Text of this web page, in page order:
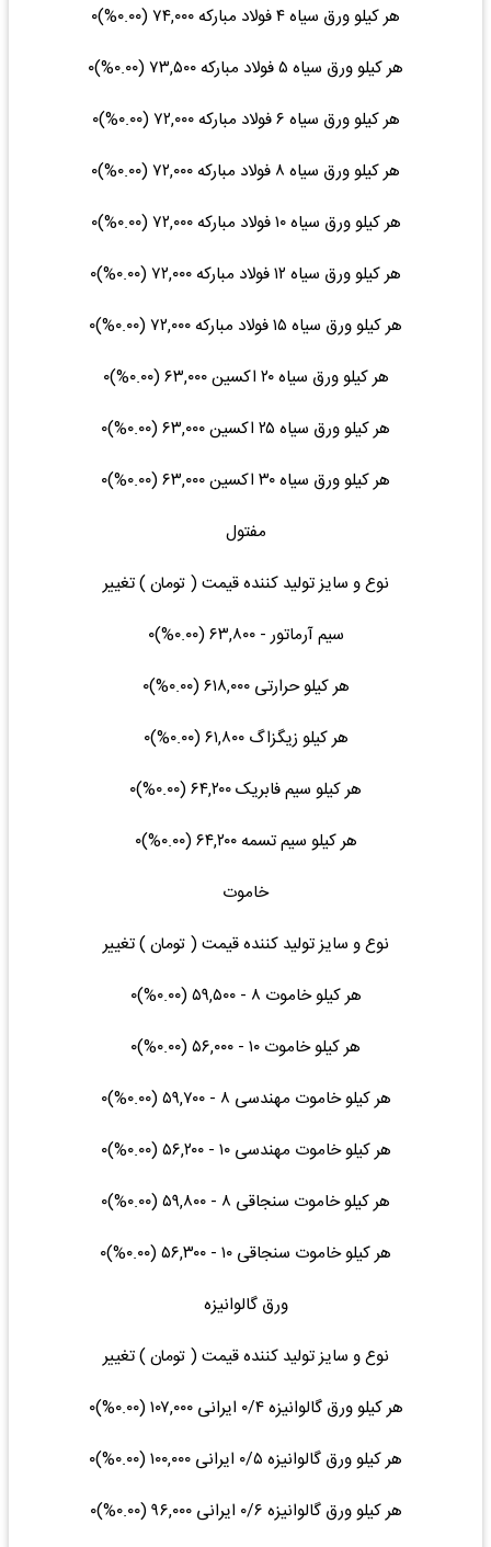
هر کیلو ورق سیاه ۴ فولاد مبارکه ۷۴,۰۰۰ (۰.۰۰%)۰
هر کیلو ورق سیاه ۵ فولاد مبارکه ۷۳,۵۰۰ (۰.۰۰%)۰
هر کیلو ورق سیاه ۶ فولاد مبارکه ۷۲,۰۰۰ (۰.۰۰%)۰
هر کیلو ورق سیاه ۸ فولاد مبارکه ۷۲,۰۰۰ (۰.۰۰%)۰
هر کیلو ورق سیاه ۱۰ فولاد مبارکه ۷۲,۰۰۰ (۰.۰۰%)۰
هر کیلو ورق سیاه ۱۲ فولاد مبارکه ۷۲,۰۰۰ (۰.۰۰%)۰
هر کیلو ورق سیاه ۱۵ فولاد مبارکه ۷۲,۰۰۰ (۰.۰۰%)۰
هر کیلو ورق سیاه ۲۰ اکسین ۶۳,۰۰۰ (۰.۰۰%)۰
هر کیلو ورق سیاه ۲۵ اکسین ۶۳,۰۰۰ (۰.۰۰%)۰
هر کیلو ورق سیاه ۳۰ اکسین ۶۳,۰۰۰ (۰.۰۰%)۰
مفتول
نوع و سایز تولید کننده قیمت ( تومان ) تغییر
سیم آرماتور - ۶۳,۸۰۰ (۰.۰۰%)۰
هر کیلو حرارتی ۶۱۸,۰۰۰ (۰.۰۰%)۰
هر کیلو زیگزاگ ۶۱,۸۰۰ (۰.۰۰%)۰
هر کیلو سیم فابریک ۶۴,۲۰۰ (۰.۰۰%)۰
هر کیلو سیم تسمه ۶۴,۲۰۰ (۰.۰۰%)۰
خاموت
نوع و سایز تولید کننده قیمت ( تومان ) تغییر
هر کیلو خاموت ۸ - ۵۹,۵۰۰ (۰.۰۰%)۰
هر کیلو خاموت ۱۰ - ۵۶,۰۰۰ (۰.۰۰%)۰
هر کیلو خاموت مهندسی ۸ - ۵۹,۷۰۰ (۰.۰۰%)۰
هر کیلو خاموت مهندسی ۱۰ - ۵۶,۲۰۰ (۰.۰۰%)۰
هر کیلو خاموت سنجاقی ۸ - ۵۹,۸۰۰ (۰.۰۰%)۰
هر کیلو خاموت سنجاقی ۱۰ - ۵۶,۳۰۰ (۰.۰۰%)۰
ورق گالوانیزه
نوع و سایز تولید کننده قیمت ( تومان ) تغییر
هر کیلو ورق گالوانیزه ۰/۴ ایرانی ۱۰۷,۰۰۰ (۰.۰۰%)۰
هر کیلو ورق گالوانیزه ۰/۵ ایرانی ۱۰۰,۰۰۰ (۰.۰۰%)۰
هر کیلو ورق گالوانیزه ۰/۶ ایرانی ۹۶,۰۰۰ (۰.۰۰%)۰